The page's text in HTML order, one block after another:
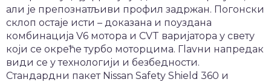
али је препознатљиви профил задржан. Погонски
склоп остаје исти – доказана и поуздана
комбинација V6 мотора и CVT варијатора у свету
који се окреће турбо моторцима. Гlavни напредак
види се у технологији и безбедности.
Стандардни пакет Nissan Safety Shield 360 и